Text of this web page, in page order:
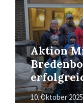
Aktion
10. Oktober 2025